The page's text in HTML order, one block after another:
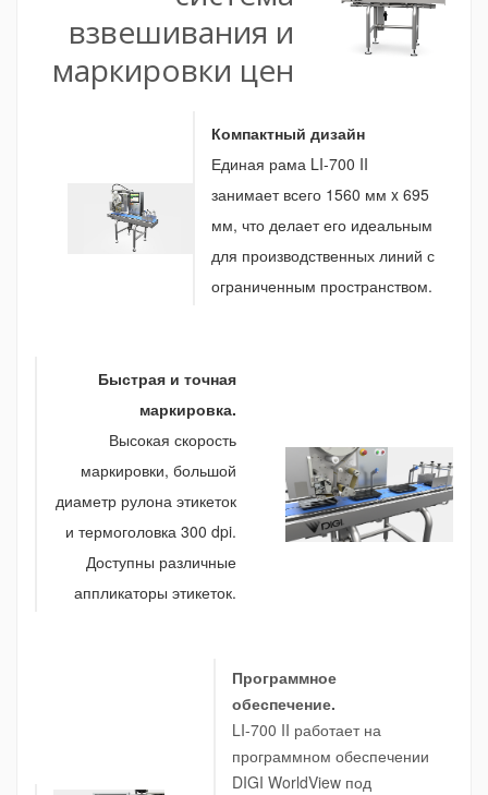
взвешивания и
маркировки цен
Компактный дизайн
Единая рама LI-700 II
занимает всего 1560 мм x 695
мм, что делает его идеальным
для производственных линий с
ограниченным пространством.
Быстрая и точная
маркировка.
Высокая скорость
маркировки, большой
диаметр рулона этикеток
и термоголовка 300 dpi.
Доступны различные
аппликаторы этикеток.
Программное
обеспечение.
LI-700 II работает на
программном обеспечении
DIGI WorldView под